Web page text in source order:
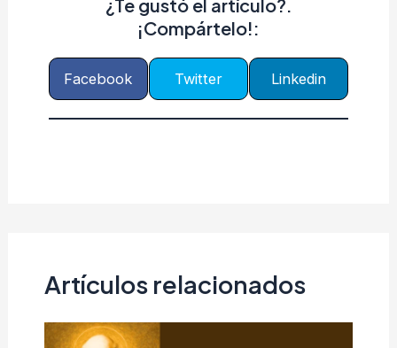
¿Te gustó el artículo?.
¡Compártelo!:
Facebook Twitter Linkedin
Artículos relacionados